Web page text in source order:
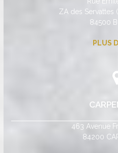
ZA des Servattes
84500
PLUS
463 Avenue
84200